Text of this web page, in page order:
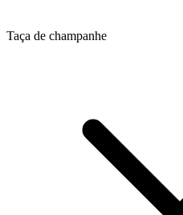
Taça de champanhe